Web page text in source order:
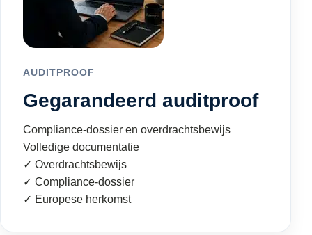
AUDITPROOF
Gegarandeerd auditproof
Compliance-dossier en overdrachtsbewijs
Volledige documentatie
✓ Overdrachtsbewijs
✓ Compliance-dossier
✓ Europese herkomst